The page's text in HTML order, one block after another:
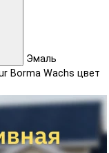
Эмаль
Borma Wachs цвет